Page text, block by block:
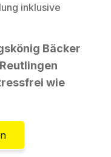
inklusive
Bäcker
wie